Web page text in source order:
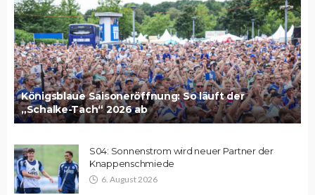
Königsblaue Saisoneröffnung: So läuft der
„Schalke-Tach“ 2026 ab
S04: Sonnenstrom wird neuer Partner der
Knappenschmiede
6. August 2026